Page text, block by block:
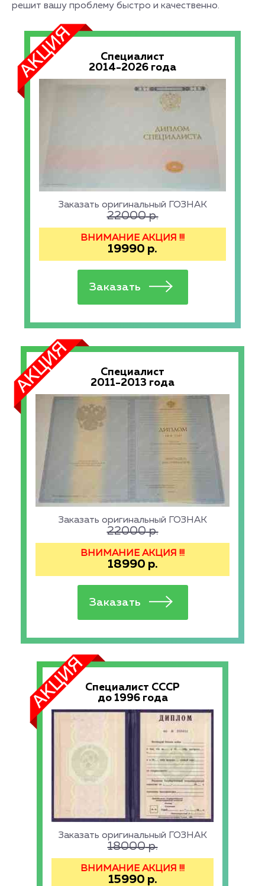
решит вашу проблему быстро и качественно.
Специалист
2014-2026 года
Заказать оригинальный ГОЗНАК
22000р.
ВНИМАНИЕ АКЦИЯ !!!
19990 р.
Специалист
2011-2013 года
Заказать оригинальный ГОЗНАК
22000р.
ВНИМАНИЕ АКЦИЯ !!!
18990 р.
Специалист СССР
до 1996 года
Заказать оригинальный ГОЗНАК
18000р.
ВНИМАНИЕ АКЦИЯ !!!
15990 р.